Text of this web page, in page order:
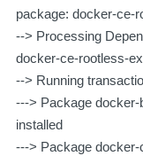
package: docker-ce-
--> Processing
docker-ce-rootless-
--> Running
---> Package docker-
installed
---> Package docker-